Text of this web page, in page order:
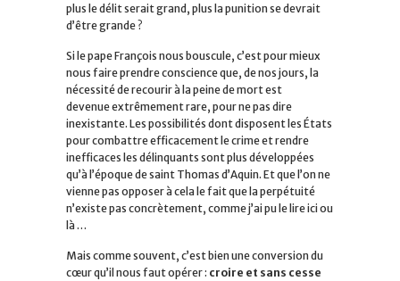
plus le délit serait grand, plus la punition se devrait
d’être grande ?
Si le pape François nous bouscule, c’est pour mieux
nous faire prendre conscience que, de nos jours, la
nécessité de recourir à la peine de mort est
devenue extrêmement rare, pour ne pas dire
inexistante. Les possibilités dont disposent les États
pour combattre efficacement le crime et rendre
inefficaces les délinquants sont plus développées
qu’à l’époque de saint Thomas d’Aquin. Et que l’on ne
vienne pas opposer à cela le fait que la perpétuité
n’existe pas concrètement, comme j’ai pu le lire ici ou
là …
Mais comme souvent, c’est bien une conversion du
cœur qu’il nous faut opérer : croire et sans cesse